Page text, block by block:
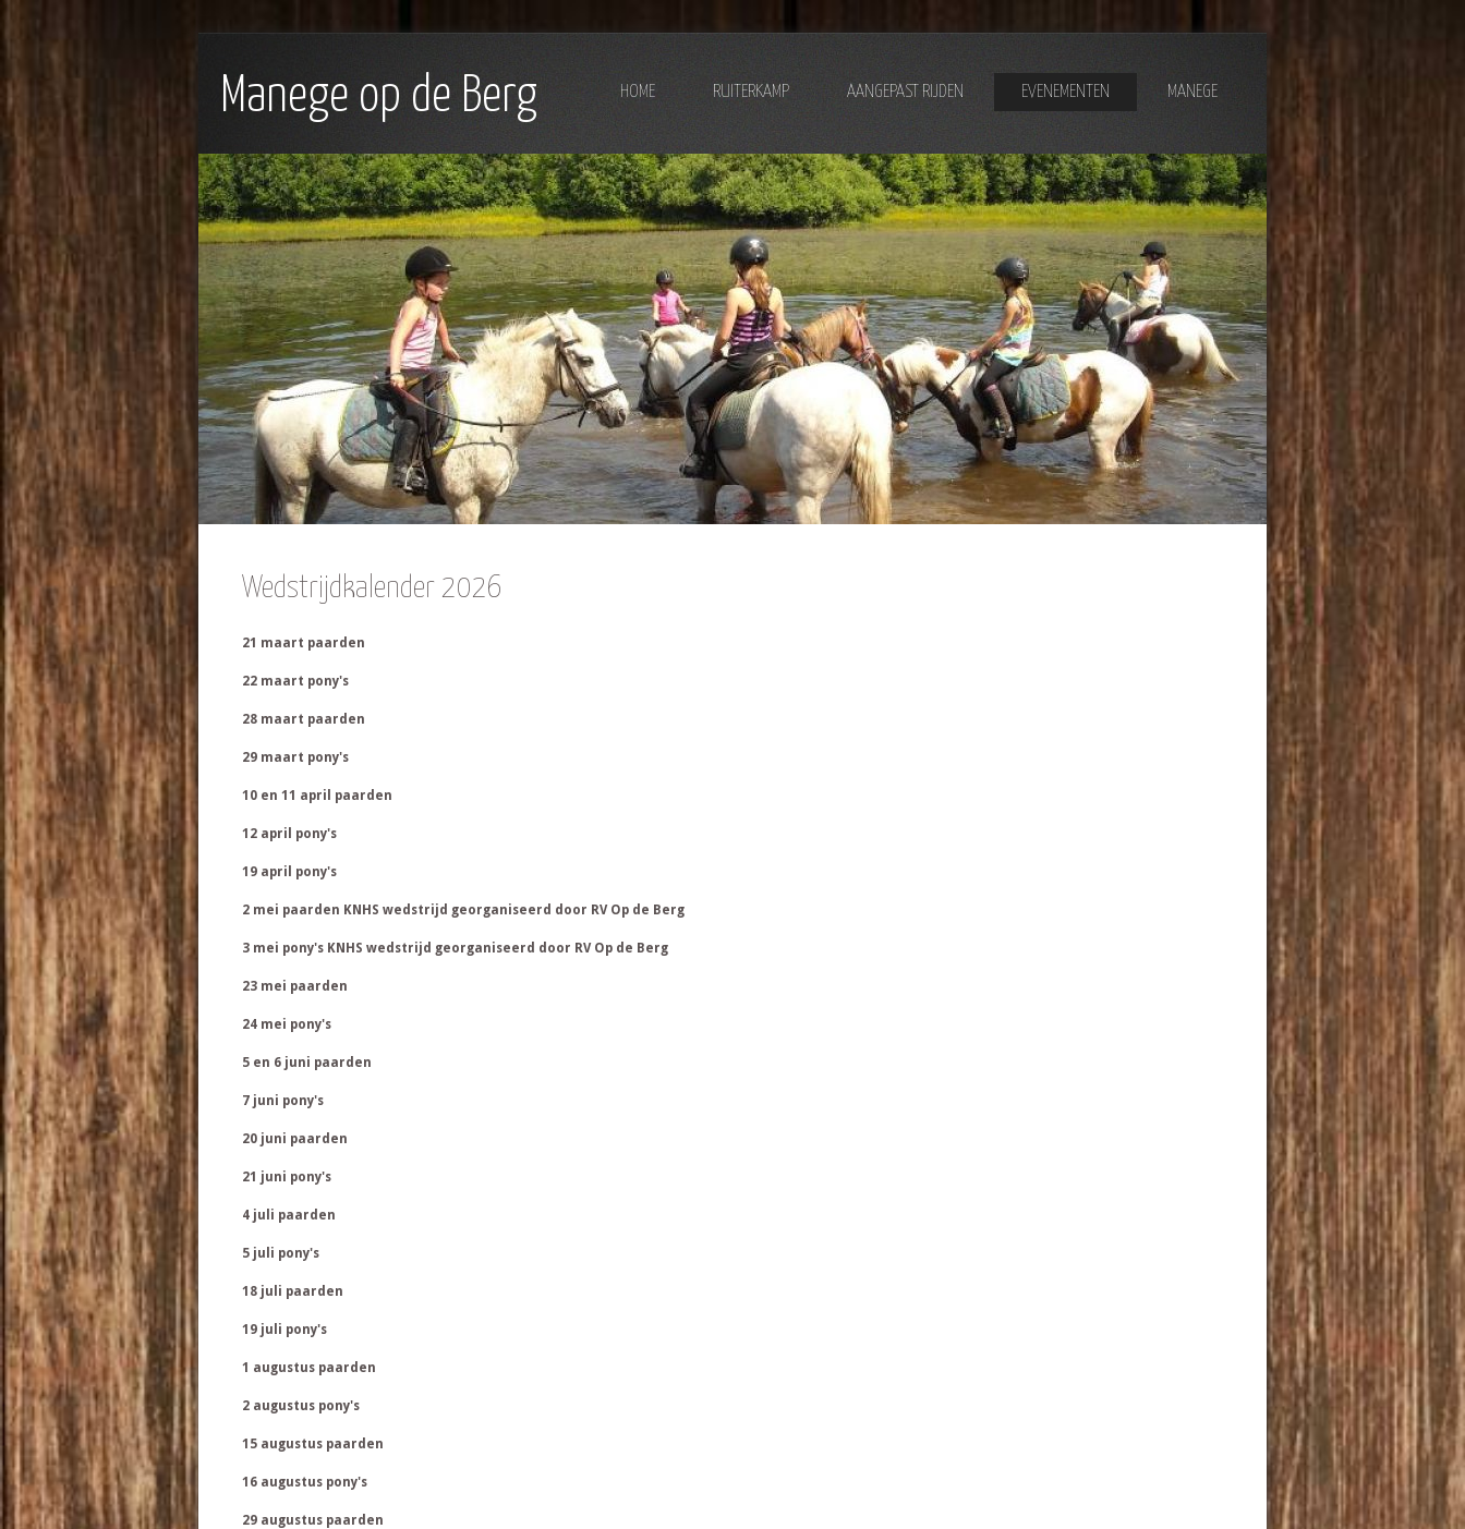
Manege op de Berg HOME RUITERKAMP AANGEPAST RIJDEN EVENEMENTEN MANEGE
Wedstrijdkalender 2026
21 maart paarden
22 maart pony's
28 maart paarden
29 maart pony's
10 en 11 april paarden
12 april pony's
19 april pony's
2 mei paarden KNHS wedstrijd georganiseerd door RV Op de Berg
3 mei pony's KNHS wedstrijd georganiseerd door RV Op de Berg
23 mei paarden
24 mei pony's
5 en 6 juni paarden
7 juni pony's
20 juni paarden
21 juni pony's
4 juli paarden
5 juli pony's
18 juli paarden
19 juli pony's
1 augustus paarden
2 augustus pony's
15 augustus paarden
16 augustus pony's
29 augustus paarden